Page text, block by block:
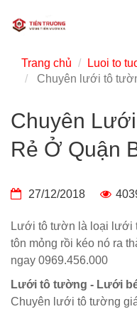
Chuyên
Rẻ Ở Quận
27/12/2018
Lưới tô tườn là loại lưới
tôn mỏng rồi kéo nó ra
ngay 0969.456.000
Lưới tô tường - Lưới
Chuyên lưới tô tường
Trang chủ
Luoi to
Chuyên lưới tô